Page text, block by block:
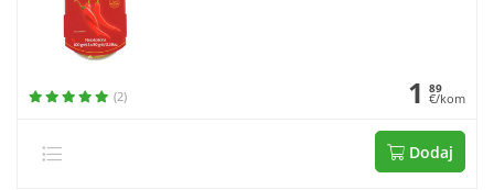
(2) 1 89
€/kom
Dodaj